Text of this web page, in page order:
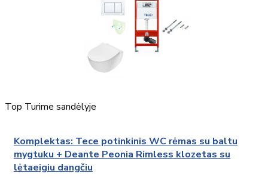
Top Turime sandėlyje
Komplektas: Tece potinkinis WC rėmas su baltu
mygtuku + Deante Peonia Rimless klozetas su
lėtaeigiu dangčiu